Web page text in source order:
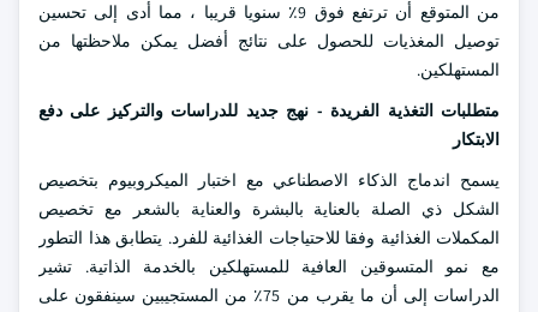
من المتوقع أن ترتفع فوق 9٪ سنويا قريبا ، مما أدى إلى تحسين
توصيل المغذيات للحصول على نتائج أفضل يمكن ملاحظتها من
المستهلكين.
متطلبات التغذية الفريدة - نهج جديد للدراسات والتركيز على دفع
الابتكار
يسمح اندماج الذكاء الاصطناعي مع اختبار الميكروبيوم بتخصيص
الشكل ذي الصلة بالعناية بالبشرة والعناية بالشعر مع تخصيص
المكملات الغذائية وفقا للاحتياجات الغذائية للفرد. يتطابق هذا التطور
مع نمو المتسوقين العافية للمستهلكين بالخدمة الذاتية. تشير
الدراسات إلى أن ما يقرب من 75٪ من المستجيبين سينفقون على